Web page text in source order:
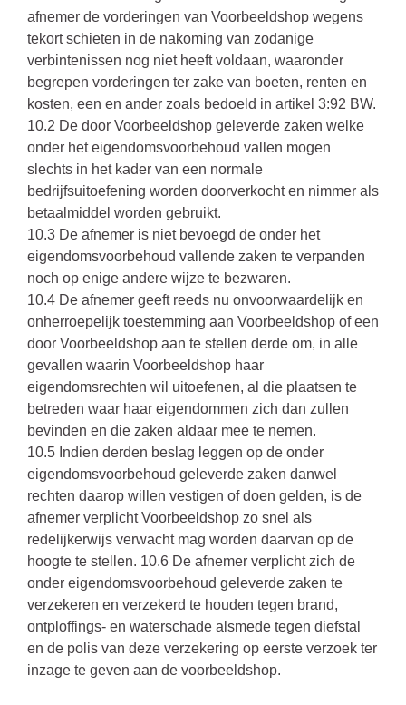
afnemer de vorderingen van Voorbeeldshop wegens
tekort schieten in de nakoming van zodanige
verbintenissen nog niet heeft voldaan, waaronder
begrepen vorderingen ter zake van boeten, renten en
kosten, een en ander zoals bedoeld in artikel 3:92 BW.
10.2 De door Voorbeeldshop geleverde zaken welke
onder het eigendomsvoorbehoud vallen mogen
slechts in het kader van een normale
bedrijfsuitoefening worden doorverkocht en nimmer als
betaalmiddel worden gebruikt.
10.3 De afnemer is niet bevoegd de onder het
eigendomsvoorbehoud vallende zaken te verpanden
noch op enige andere wijze te bezwaren.
10.4 De afnemer geeft reeds nu onvoorwaardelijk en
onherroepelijk toestemming aan Voorbeeldshop of een
door Voorbeeldshop aan te stellen derde om, in alle
gevallen waarin Voorbeeldshop haar
eigendomsrechten wil uitoefenen, al die plaatsen te
betreden waar haar eigendommen zich dan zullen
bevinden en die zaken aldaar mee te nemen.
10.5 Indien derden beslag leggen op de onder
eigendomsvoorbehoud geleverde zaken danwel
rechten daarop willen vestigen of doen gelden, is de
afnemer verplicht Voorbeeldshop zo snel als
redelijkerwijs verwacht mag worden daarvan op de
hoogte te stellen. 10.6 De afnemer verplicht zich de
onder eigendomsvoorbehoud geleverde zaken te
verzekeren en verzekerd te houden tegen brand,
ontploffings- en waterschade alsmede tegen diefstal
en de polis van deze verzekering op eerste verzoek ter
inzage te geven aan de voorbeeldshop.